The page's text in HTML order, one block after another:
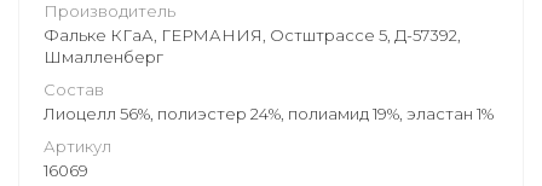
Производитель
Фальке КГаА, ГЕРМАНИЯ, Остштрассе 5, Д-57392,
Шмалленберг
Состав
Лиоцелл 56%, полиэстер 24%, полиамид 19%, эластан 1%
Артикул
16069